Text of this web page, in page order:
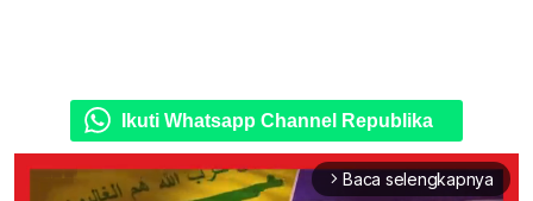
Ikuti Whatsapp Channel Republika
arrow_forward_ios Baca selengkapnya